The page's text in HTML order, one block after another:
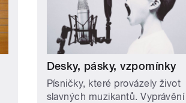
Desky, pásky, vzpomínky
Písničky, které provázely život
slavných muzikantů. Vyprávění